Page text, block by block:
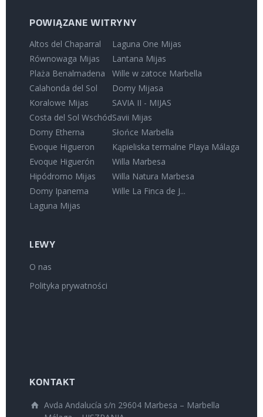
POWIĄZANE WITRYNY
Altos del Chaparral
Równowaga Mijas
Plaża Benalmadena
Calahonda del Sol
Koralowe Mijas
Costa del Sol Wschód
Domy Etherna
Evoque Higueron
Evoque Higuerón
Hipódromo Mijas
Domy Ipanema
Laguna Mijas
Laguna One Mijas
Lantana Mijas
Wille w zatoce Marbella
Domy Mijasa
SAVIA II - MIJAS
Savii Mijas
Słońce Marbella
Kąpieliska termalne Playa Málaga
Willa Marbesa
Willa Natura Marbesa
Wille La Finca de J...
LEWY
O nas
Polityka prywatności
KONTAKT
Avda Andalucía s/n 29604 Marbesa – Marbella